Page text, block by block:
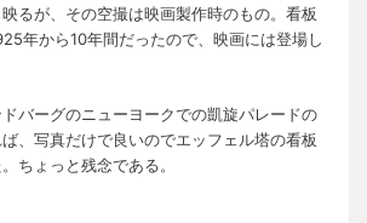
るが、その空撮は映画製作時のもの。看板
年から10年間だったので、映画には登場し
バーグのニューヨークでの凱旋パレードの
、写真だけで良いのでエッフェル塔の看板
ちょっと残念である。